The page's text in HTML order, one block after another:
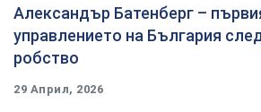
Александър Батенберг –
управлението на България
робство
29 Април, 2026